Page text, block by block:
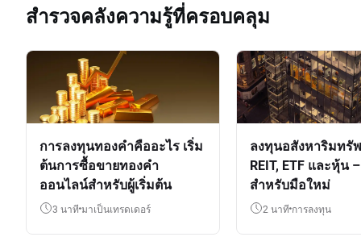
สำรวจคลังความรู้ที่ครอบคลุม
การลงทุนทองคำคืออะไร เริ่ม
ต้นการซื้อขายทองคำ
ออนไลน์สำหรับผู้เริ่มต้น
3 นาที มาเป็นเทรดเดอร์
ลงทุนอสังหาริมทรั
REIT, ETF และหุ้น
สำหรับมือใหม่
2 นาที การลงทุน